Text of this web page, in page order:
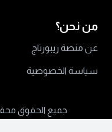
من نحن؟
عن منصة ريبورتاج
سياسة الخصوصية
جميع الحقوق